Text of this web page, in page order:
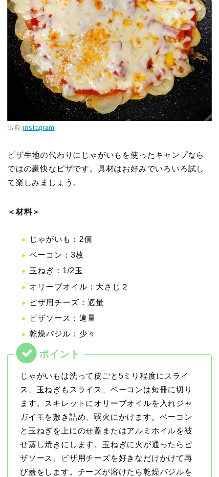
出典:instagram
ピザ生地の代わりにじゃがいもを使ったキャンプなら
ではの豪快なピザです。具材はお好みでいろいろ試し
て楽しみましょう。
＜材料＞
じゃがいも：2個
ベーコン：3枚
玉ねぎ：1/2玉
オリーブオイル：大さじ２
ピザ用チーズ：適量
ピザソース：適量
乾燥バジル：少々
じゃがいもは洗って皮ごと5ミリ程度にスライ
ス、玉ねぎもスライス、ベーコンは短冊に切り
ます。スキレットにオリーブオイルを入れジャ
ガイモを敷き詰め、弱火にかけます。ベーコン
と玉ねぎを上にのせ蓋またはアルミホイルを被
せ蒸し焼きにします。玉ねぎに火が通ったらピ
ザソース、ピザ用チーズを好きなだけかけて再
び蓋をします。チーズが溶けたら乾燥バジルを